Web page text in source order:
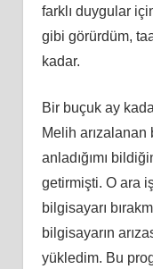
farklı duygular
gibi görürdüm,
kadar.
Bir buçuk ay
Melih arızalanan
anladığımı
getirmişti. O ara
bilgisayarı
bilgisayarın
yükledim. Bu